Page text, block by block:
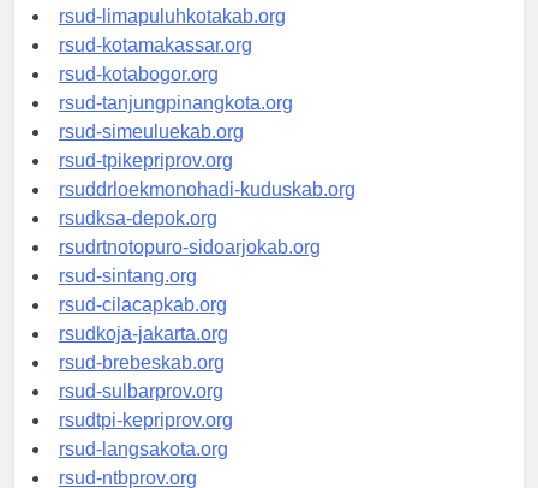
rsud-pasuruankota.org
rsud-limapuluhkotakab.org
rsud-kotamakassar.org
rsud-kotabogor.org
rsud-tanjungpinangkota.org
rsud-simeuluekab.org
rsud-tpikepriprov.org
rsuddrloekmonohadi-kuduskab.org
rsudksa-depok.org
rsudrtnotopuro-sidoarjokab.org
rsud-sintang.org
rsud-cilacapkab.org
rsudkoja-jakarta.org
rsud-brebeskab.org
rsud-sulbarprov.org
rsudtpi-kepriprov.org
rsud-langsakota.org